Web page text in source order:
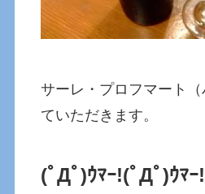
サーレ・プロフマート
ていただきます。
(ﾟДﾟ)ｳﾏｰ!(ﾟДﾟ)ｳﾏｰ!